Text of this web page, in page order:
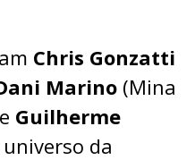
Chris Gonzatti
Marino (Mina
e Guilherme
da